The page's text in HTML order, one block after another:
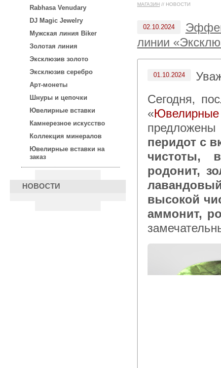
Rabhasa Venudary
DJ Magic Jewelry
Мужская линия Biker
Золотая линия
Эксклюзив золото
Эксклюзив серебро
Арт-монеты
Шнуры и цепочки
Ювелирные вставки
Камнерезное искусство
Коллекция минералов
Ювелирные вставки на
заказ
НОВОСТИ
МАГАЗИН // НОВОСТИ
02.10.2024
линии
01.10.2024
Сегодня, после 15:00 по московскому времени в каталоге
«
перидот с
чистоты,
родонит,
высокой
аммонит,